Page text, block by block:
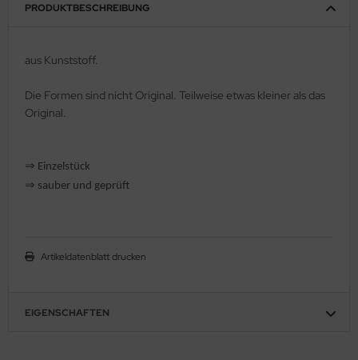
PRODUKTBESCHREIBUNG
aus Kunststoff.
Die Formen sind nicht Original. Teilweise etwas kleiner als das
Original.
⇒ Einzelstück
⇒ sauber und geprüft
Artikeldatenblatt drucken
EIGENSCHAFTEN